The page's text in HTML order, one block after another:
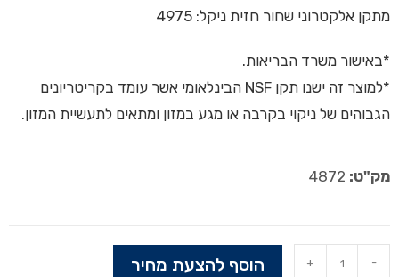
מתקן אלקטרוני שחור חזית ניקל: 4975
*באישור משרד הבריאות.
*למוצר זה ישנו תקן NSF הבינלאומי אשר עומד בקריטריונים
הגבוהים של ניקוי בקרבה או מגע במזון ומתאים לתעשיית המזון.
מק"ט: 4872
-
+ הוסף להצעת מחיר